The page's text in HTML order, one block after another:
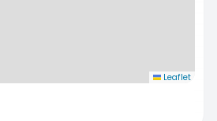
Leaflet